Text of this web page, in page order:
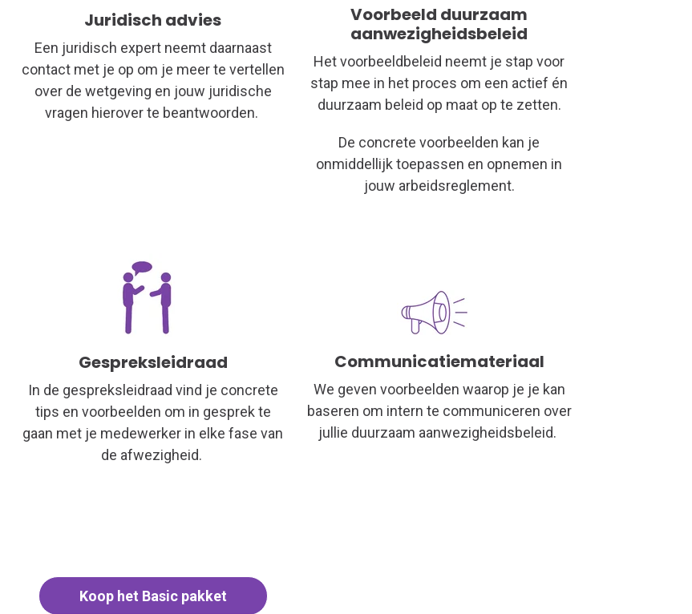
Juridisch advies
Een juridisch expert neemt daarnaast
contact met je op om je meer te vertellen
over de wetgeving en jouw juridische
vragen hierover te beantwoorden.
Voorbeeld duurzaam
aanwezigheidsbeleid
Het voorbeeldbeleid neemt je stap voor
stap mee in het proces om een actief én
duurzaam beleid op maat op te zetten.
De concrete voorbeelden kan je
onmiddellijk toepassen en opnemen in
jouw arbeidsreglement.
Gespreksleidraad
In de gespreksleidraad vind je concrete
tips en voorbeelden om in gesprek te
gaan met je medewerker in elke fase van
de afwezigheid.
Communicatiemateriaal
We geven voorbeelden waarop je je kan
baseren om intern te communiceren over
jullie duurzaam aanwezigheidsbeleid.
Koop het Basic pakket